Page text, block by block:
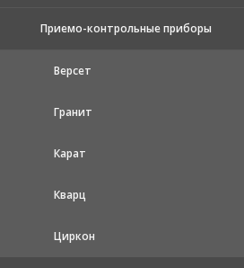
Приемо-контрольные приборы
Версет
Гранит
Карат
Кварц
Циркон